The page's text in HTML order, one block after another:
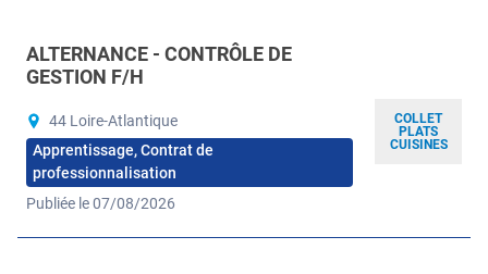
COLLET
PLATS
CUISINES
ALTERNANCE - CONTRÔLE DE
GESTION F/H
44 Loire-Atlantique
Apprentissage, Contrat de
professionnalisation
Publiée le 07/08/2026